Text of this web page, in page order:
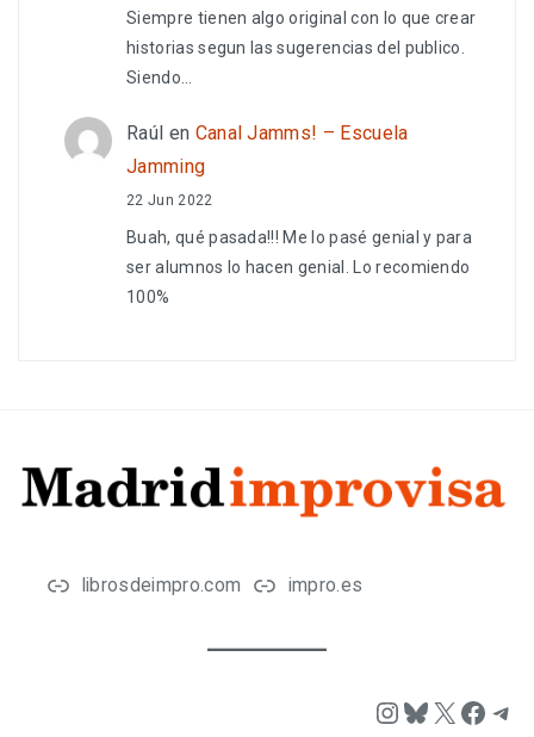
Siempre tienen algo original con lo que crear
historias segun las sugerencias del publico.
Siendo…
Raúl en Canal Jamms! – Escuela
Jamming
22 Jun 2022
Buah, qué pasada!!! Me lo pasé genial y para
ser alumnos lo hacen genial. Lo recomiendo
100%
librosdeimpro.com impro.es
Instagram
Bluesky
X